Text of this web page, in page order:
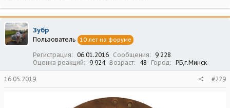
Зубр
Пользователь 10 лет на форуме
Регистрация 06.01.2016 Сообщения
9 228
Оценка реакций
9 924 Возраст 48 Город РБ,г.Минск
16.05.2019 #229